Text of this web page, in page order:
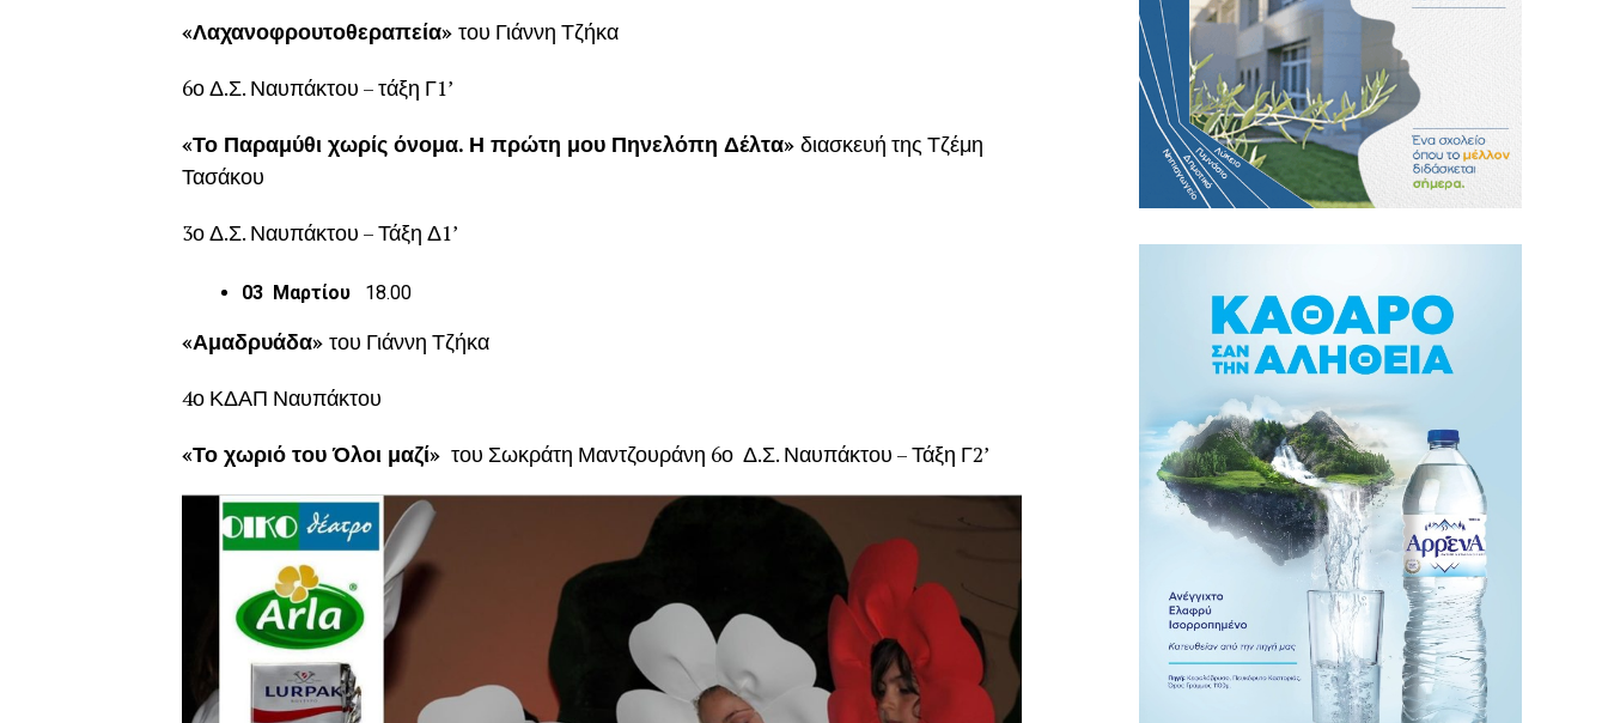
«Λαχανοφρουτοθεραπεία» του Γιάννη Τζήκα
6ο Δ.Σ. Ναυπάκτου – τάξη Γ1’
«Το Παραμύθι χωρίς όνομα. Η πρώτη μου Πηνελόπη Δέλτα» διασκευή της Τζέμη
Τασάκου
3ο Δ.Σ. Ναυπάκτου – Τάξη Δ1’
03 Μαρτίου 18.00
«Αμαδρυάδα» του Γιάννη Τζήκα
4ο ΚΔΑΠ Ναυπάκτου
«Το χωριό του Όλοι μαζί» του Σωκράτη Μαντζουράνη 6ο Δ.Σ. Ναυπάκτου – Τάξη Γ2’